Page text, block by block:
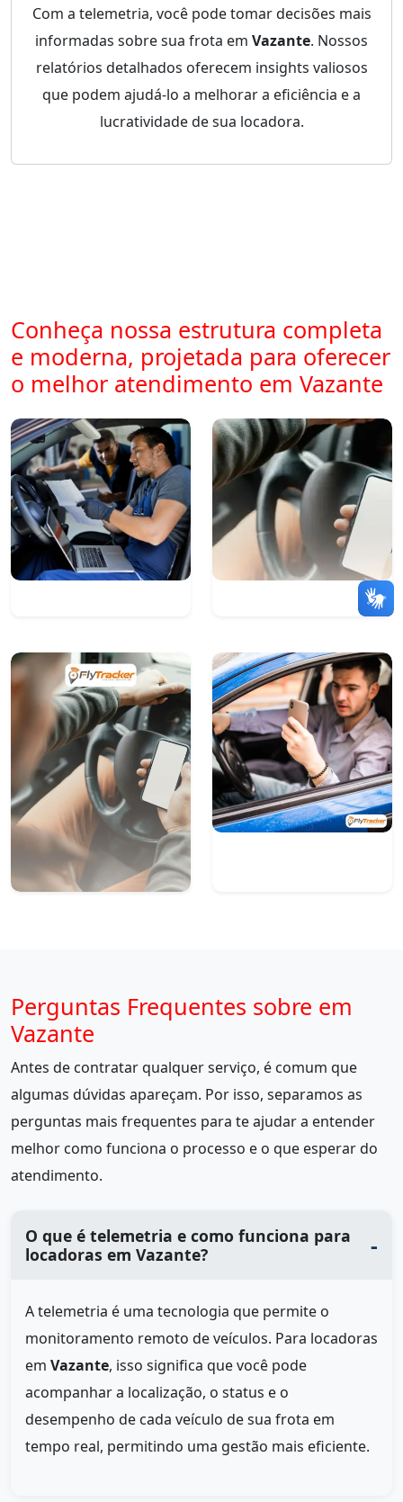
Com a telemetria, você pode tomar decisões mais
informadas sobre sua frota em Vazante. Nossos
relatórios detalhados oferecem insights valiosos
que podem ajudá-lo a melhorar a eficiência e a
lucratividade de sua locadora.
Conheça nossa estrutura completa
e moderna, projetada para oferecer
o melhor atendimento em Vazante
Perguntas Frequentes sobre em
Vazante
Antes de contratar qualquer serviço, é comum que
algumas dúvidas apareçam. Por isso, separamos as
perguntas mais frequentes para te ajudar a entender
melhor como funciona o processo e o que esperar do
atendimento.
O que é telemetria e como funciona para
locadoras em Vazante?
A telemetria é uma tecnologia que permite o
monitoramento remoto de veículos. Para locadoras
em Vazante, isso significa que você pode
acompanhar a localização, o status e o
desempenho de cada veículo de sua frota em
tempo real, permitindo uma gestão mais eficiente.